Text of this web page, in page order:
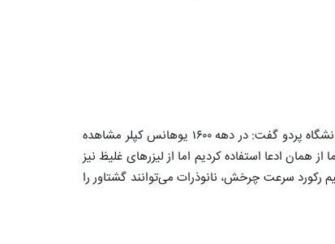
"تینگ کنگ لی" (Tingcang Li) استاد دانشکده فیزیک و اخترشناساسی دانشگاه پردو گفت: در دهه ۱۶۰۰ یوهانس کپلر مشاهده
همان ادعا استفاده کردیم اما از لیزرهای غلیظ نیز
رکورد سرعت چرخش، نانوذرات می‌توانند گشتاور را